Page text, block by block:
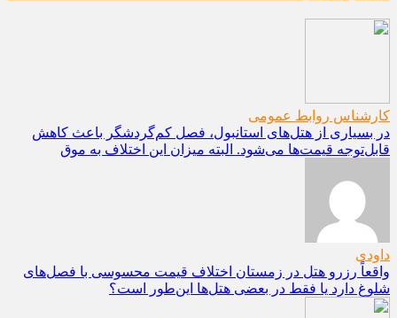
کارشناس روابط عمومی
در بسیاری از هتل‌های استانبول، فصل کم‌گردشگر باعث کاهش
قابل‌توجه قیمت‌ها می‌شود. البته میزان این اختلاف به موق
داودی
واقعاً رزرو هتل در زمستان اختلاف قیمت محسوسی با فصل‌های
شلوغ دارد یا فقط در بعضی هتل‌ها این‌طور است؟